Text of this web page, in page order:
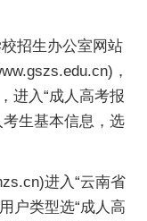
招生办公室网站
，
进入“成人高考报
生基本信息，选
进入“云南省
户类型选“成人高